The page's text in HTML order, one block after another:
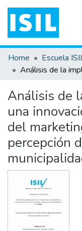
All of DSpace
Statistics
Documentos ▾
Home Escuela
Análisis de
una
del
percepción